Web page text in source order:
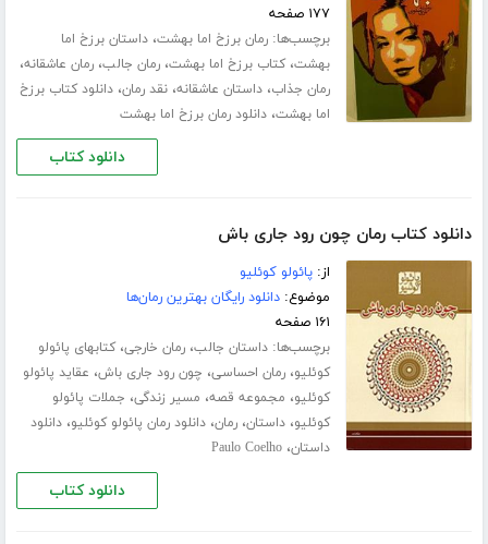
۱۷۷ صفحه
برچسب‌ها:رمان برزخ اما بهشت،داستان برزخ اما
بهشت،کتاب برزخ اما بهشت،رمان جالب،رمان عاشقانه،
رمان جذاب،داستان عاشقانه،نقد رمان،دانلود کتاب برزخ
اما بهشت،دانلود رمان برزخ اما بهشت
دانلود کتاب
دانلود کتاب رمان چون رود جاری باش
از:پائولو کوئلیو
موضوع:دانلود رایگان بهترین رمان‌ها
۱۶۱ صفحه
برچسب‌ها:داستان جالب،رمان خارجی،کتابهای پائولو
کوئلیو،رمان احساسی، چون رود جاری باش، عقاید پائولو
کوئلیو، مجموعه قصه، مسیر زندگی، جملات پائولو
کوئلیو،داستان،رمان،دانلود رمان پائولو کوئلیو،دانلود
داستان،Paulo Coelho
دانلود کتاب